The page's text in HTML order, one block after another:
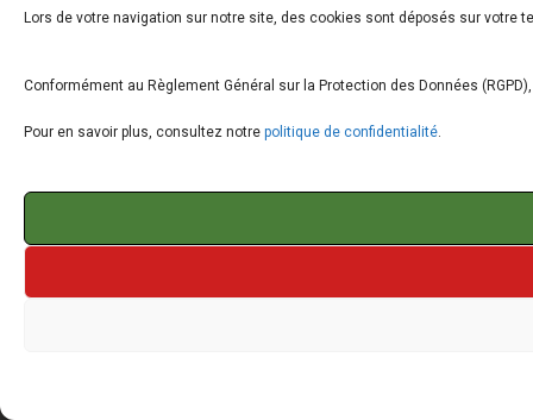
Lors de votre navigation sur notre site, des cookies sont déposés sur votre
Conformément au Règlement Général sur la Protection des Données
Pour en savoir plus, consultez notre politique de confidentialité.